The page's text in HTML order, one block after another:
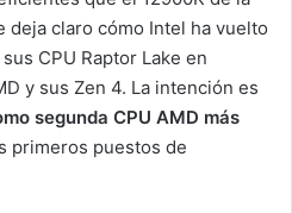
claro cómo Intel ha vuelto
CPU Raptor Lake en
y sus Zen 4. La intención es
segunda CPU AMD más
primeros puestos de